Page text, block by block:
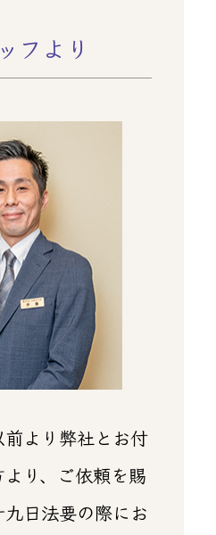
フより
より弊社とお付
り、ご依頼を賜
日法要の際にお